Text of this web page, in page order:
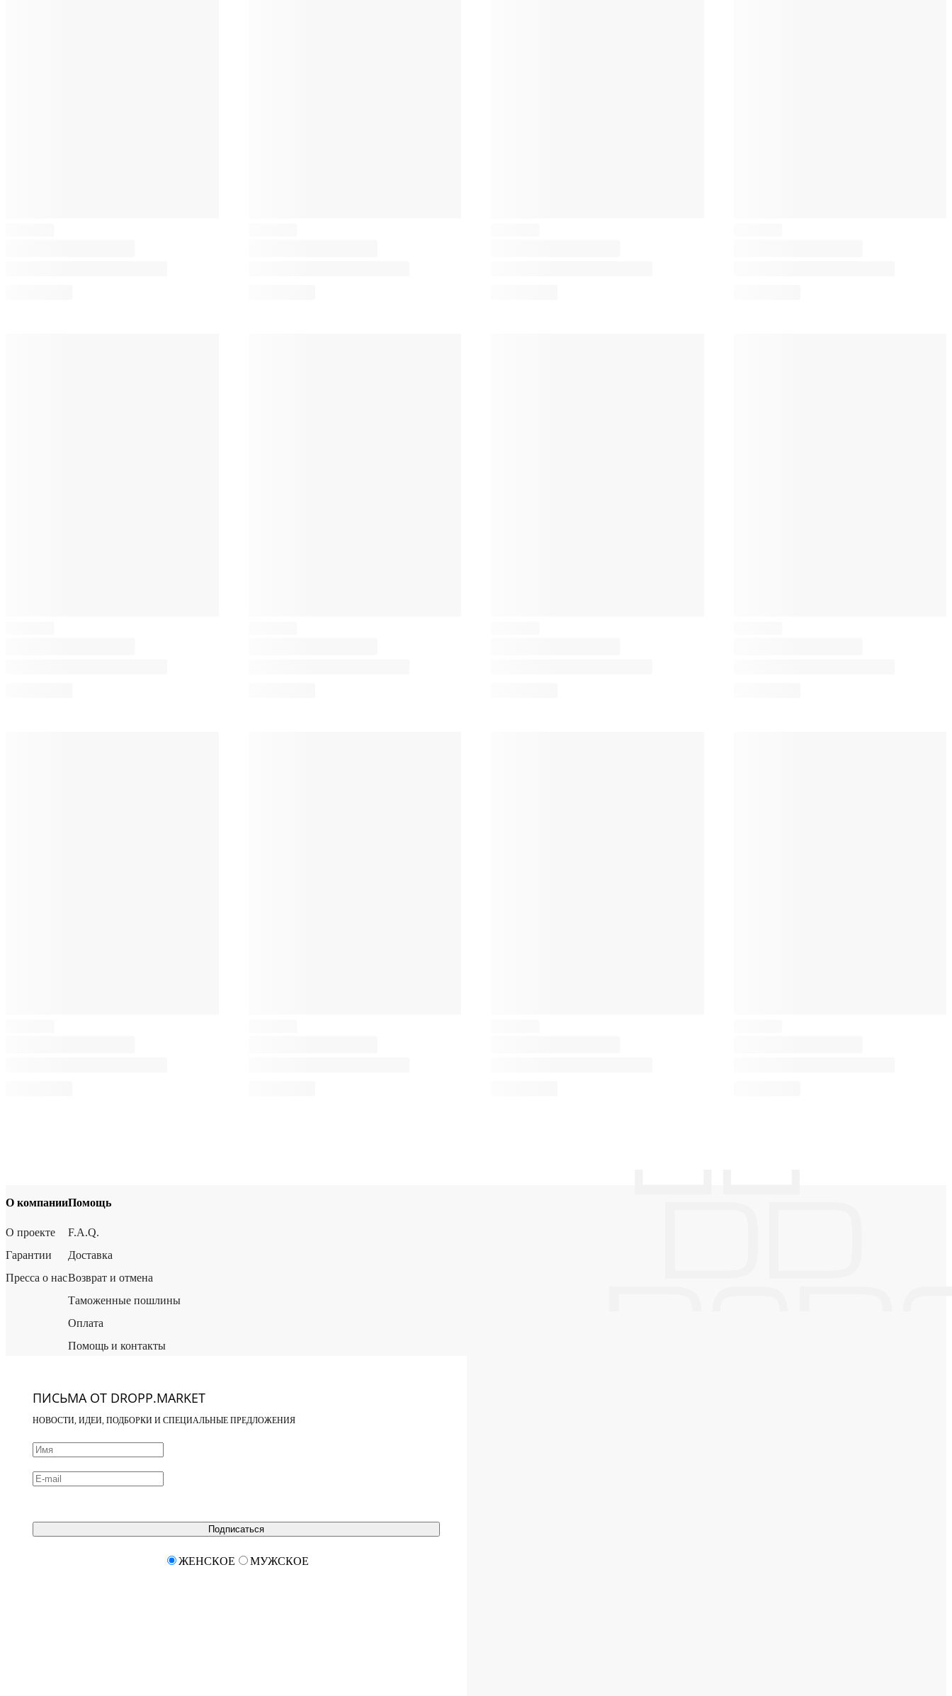
О компании
О проекте
Гарантии
Пресса о нас
Помощь
F.A.Q.
Доставка
Возврат и отмена
Таможенные пошлины
Оплата
Помощь и контакты
ПИСЬМА ОТ DROPP.MARKET
НОВОСТИ, ИДЕИ, ПОДБОРКИ И СПЕЦИАЛЬНЫЕ ПРЕДЛОЖЕНИЯ
Подписаться
ЖЕНСКОЕ МУЖСКОЕ